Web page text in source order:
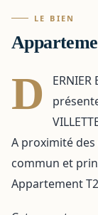
LE BIEN
D
ERNIER
A proximité
commun et
Appartement